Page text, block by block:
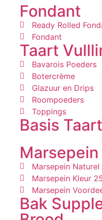
Fondant
Ready Rolled
Fondant
Taart
Bavarois Poeders
Botercrème
Glazuur en Drips
Roompoeders
Toppings
Basis Taart
Marsepein
Marsepein Naturel
Marsepein Kleur
Marsepein
Bak